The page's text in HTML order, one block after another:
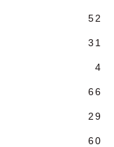
52
31
4
66
29
60